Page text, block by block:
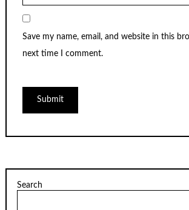
Save my name, email, and website in this
next time I comment.
Search